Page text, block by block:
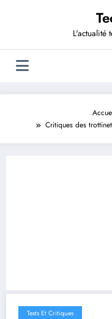
L'actualité
Critiques des
Tests Et Critiques